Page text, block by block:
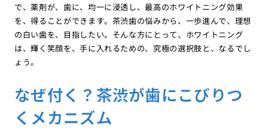
で、薬剤が、歯に、均一に浸透し、最高のホワイトニング効果
を、得ることができます。茶渋歯の悩みから、一歩進んで、理想
の白い歯を、目指したい。そんな方にとって、ホワイトニング
は、輝く笑顔を、手に入れるための、究極の選択肢と、なるでし
ょう。
なぜ付く？茶渋が歯にこびりつ
くメカニズム